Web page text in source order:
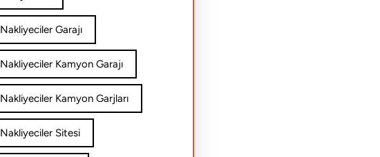
Nakliyeciler Garajı
Nakliyeciler Kamyon Garajı
Nakliyeciler Kamyon Garjları
Nakliyeciler Sitesi